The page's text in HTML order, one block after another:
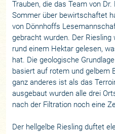
Trauben, die das Team von
Sommer über bewirtschaftet
von Dönnhoffs
gebracht wurden. Der Riesling
rund einem Hektar gelesen,
hat. Die geologische
basiert auf rotem und gelbem
ganz anderes ist als das
ausgebaut wurden alle drei
nach der Filtration noch eine
Der hellgelbe Riesling duftet